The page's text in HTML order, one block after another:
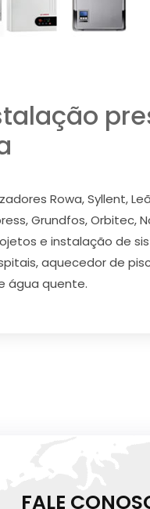
Rowa, Syllent,
Grundfos, Orbitec,
e instalação de
aquecedor de
água quente.
FALE